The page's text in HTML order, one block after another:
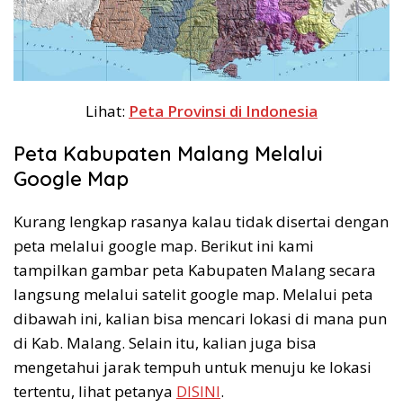
Lihat: Peta Provinsi di Indonesia
Peta Kabupaten Malang Melalui
Google Map
Kurang lengkap rasanya kalau tidak disertai dengan
peta melalui google map. Berikut ini kami
tampilkan gambar peta Kabupaten Malang secara
langsung melalui satelit google map. Melalui peta
dibawah ini, kalian bisa mencari lokasi di mana pun
di Kab. Malang. Selain itu, kalian juga bisa
mengetahui jarak tempuh untuk menuju ke lokasi
tertentu, lihat petanya DISINI.